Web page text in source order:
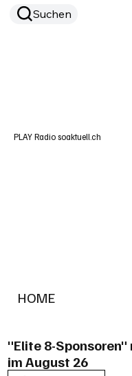
HOME
Suchen
PLAY Radio soaktuell.ch
"Elite 8-
im August 26